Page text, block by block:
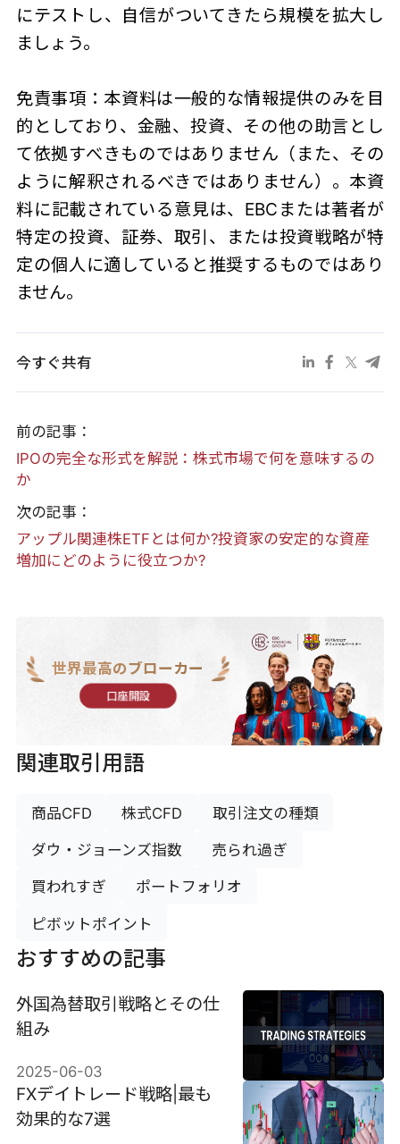
にテストし、自信がついてきたら規模を拡大し
ましょう。
免責事項：本資料は一般的な情報提供のみを目
的としており、金融、投資、その他の助言とし
て依拠すべきものではありません（また、その
ように解釈されるべきではありません）。本資
料に記載されている意見は、EBCまたは著者が
特定の投資、証券、取引、または投資戦略が特
定の個人に適していると推奨するものではあり
ません。
今すぐ共有
前の記事：
IPOの完全な形式を解説：株式市場で何を意味するの
か
次の記事：
アップル関連株ETFとは何か?投資家の安定的な資産
増加にどのように役立つか?
世界最高のブローカー
口座開設
関連取引用語
商品CFD 株式CFD 取引注文の種類
ダウ・ジョーンズ指数 売られ過ぎ
買われすぎ ポートフォリオ
ピボットポイント
おすすめの記事
外国為替取引戦略とその仕
組み
2025-06-03
FXデイトレード戦略|最も
効果的な7選